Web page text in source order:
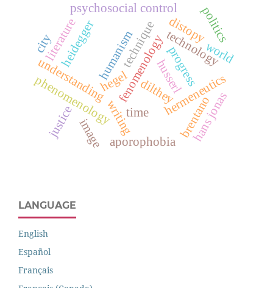
heidegger
dilthey
fenomenologyhermeneutics
understanding
phenomenology husserl
brentano
time
hegel
techniquetechnology
humanism progressworld
writing
distopy
literature politics
city
justice
psychosocial control
image hans jonas
aporophobia
LANGUAGE
English
Español
Français